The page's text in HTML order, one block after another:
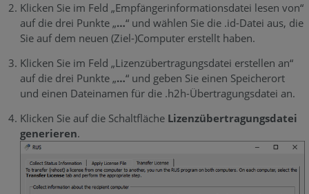
Klicken Sie im Feld „Empfängerinformationsdatei lesen von“
auf die drei Punkte „…“ und wählen Sie die .id-Datei aus, die
Sie auf dem neuen (Ziel-)Computer erstellt haben.
Klicken Sie im Feld „Lizenzübertragungsdatei erstellen an“
auf die drei Punkte „…“ und geben Sie einen Speicherort
und einen Dateinamen für die .h2h-Übertragungsdatei an.
Klicken Sie auf die Schaltfläche Lizenzübertragungsdatei
generieren.